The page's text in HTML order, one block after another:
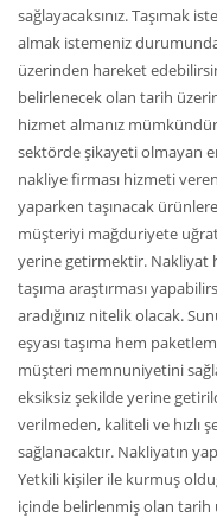
sağlayacaksınız. Taşımak
almak istemeniz
üzerinden hareket
belirlenecek olan tarih
hizmet almanız
sektörde şikayeti olmayan
nakliye firması hizmeti
yaparken taşınacak
müşteriyi mağduriyete
yerine getirmektir. Nakliyat
taşıma araştırması
aradığınız nitelik olacak.
eşyası taşıma hem
müşteri memnuniyetini
eksiksiz şekilde yerine
verilmeden, kaliteli ve hızlı
sağlanacaktır. Nakliyatın
Yetkili kişiler ile kurmuş
içinde belirlenmiş olan tarih